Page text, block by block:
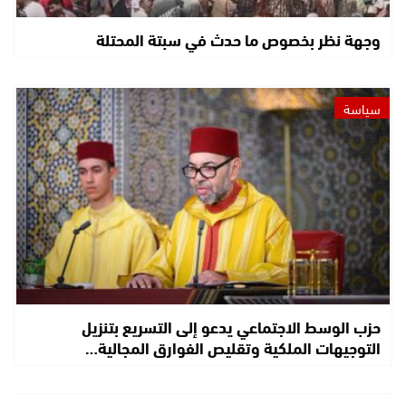
وجهة نظر بخصوص ما حدث في سبتة المحتلة
سياسة
حزب الوسط الاجتماعي يدعو إلى التسريع بتنزيل
التوجيهات الملكية وتقليص الفوارق المجالية…